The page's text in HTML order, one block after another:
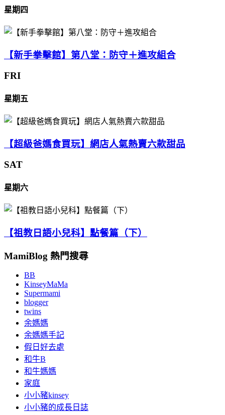
星期四
【新手拳擊館】第八堂：防守＋進攻組合
FRI
星期五
【超級爸媽食買玩】網店人氣熱賣六款甜品
SAT
星期六
【祖教日語小兒科】點餐篇（下）
MamiBlog 熱門搜尋
BB
KinseyMaMa
Supermami
blogger
twins
余媽媽
余媽媽手記
假日好去處
和牛B
和牛媽媽
家庭
小小豬kinsey
小小豬的成長日誌